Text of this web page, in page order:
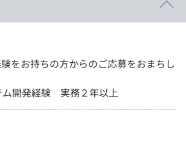
をお持ちの方からのご応募をおまちし
ム開発経験 実務２年以上